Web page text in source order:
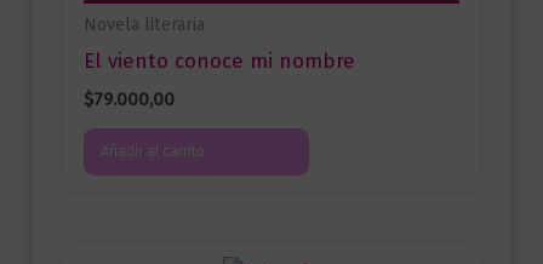
Novela literaria
El viento conoce mi nombre
$79.000,00
Añadir al carrito